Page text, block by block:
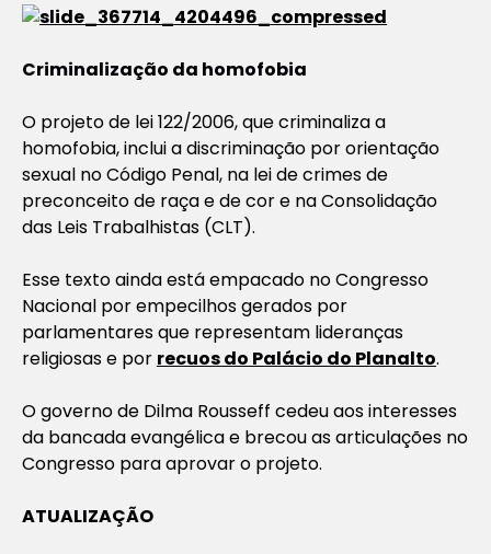
Criminalização da homofobia
O projeto de lei 122/2006, que criminaliza a
homofobia, inclui a discriminação por orientação
sexual no Código Penal, na lei de crimes de
preconceito de raça e de cor e na Consolidação
das Leis Trabalhistas (CLT).
Esse texto ainda está empacado no Congresso
Nacional por empecilhos gerados por
parlamentares que representam lideranças
religiosas e por recuos do Palácio do Planalto.
O governo de Dilma Rousseff cedeu aos interesses
da bancada evangélica e brecou as articulações no
Congresso para aprovar o projeto.
ATUALIZAÇÃO